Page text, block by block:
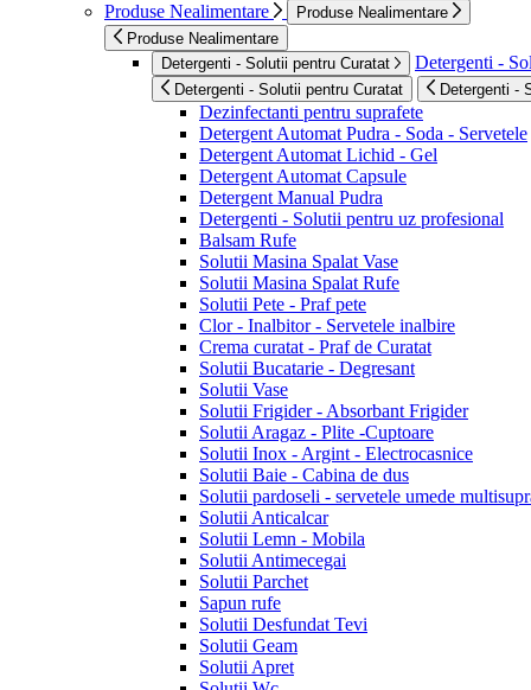
Produse Nealimentare
Produse Nealimentare
Produse Nealimentare
Detergenti - Solutii pentru Curatat
Detergenti -
Detergenti - Solutii pentru Curatat Detergenti -
Dezinfectanti pentru suprafete
Detergent Automat Pudra - Soda - Servetele
Detergent Automat Lichid - Gel
Detergent Automat Capsule
Detergent Manual Pudra
Detergenti - Solutii pentru uz profesional
Balsam Rufe
Solutii Masina Spalat Vase
Solutii Masina Spalat Rufe
Solutii Pete - Praf pete
Clor - Inalbitor - Servetele inalbire
Crema curatat - Praf de Curatat
Solutii Bucatarie - Degresant
Solutii Vase
Solutii Frigider - Absorbant Frigider
Solutii Aragaz - Plite -Cuptoare
Solutii Inox - Argint - Electrocasnice
Solutii Baie - Cabina de dus
Solutii pardoseli - servetele umede
Solutii Anticalcar
Solutii Lemn - Mobila
Solutii Antimecegai
Solutii Parchet
Sapun rufe
Solutii Desfundat Tevi
Solutii Geam
Solutii Apret